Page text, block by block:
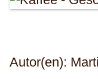
Autor(en):